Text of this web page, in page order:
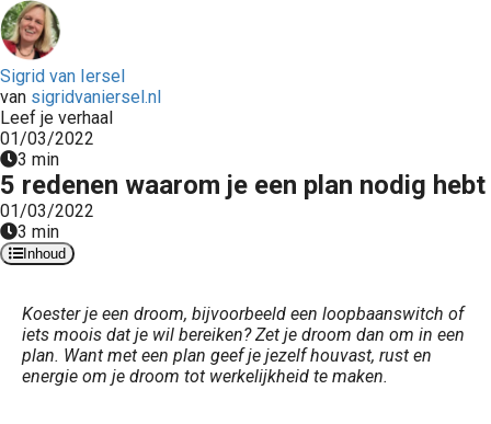
Sigrid van Iersel
van sigridvaniersel.nl
Leef je verhaal
01/03/2022
3 min
5 redenen waarom je een plan nodig hebt
01/03/2022
3 min
Inhoud
Koester je een droom, bijvoorbeeld een loopbaanswitch of
iets moois dat je wil bereiken? Zet je droom dan om in een
plan. Want met een plan geef je jezelf houvast, rust en
energie om je droom tot werkelijkheid te maken.